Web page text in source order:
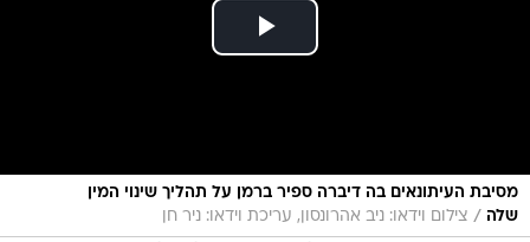
מסיבת העיתונאים בה דיברה ספיר ברמן על תהליך שינוי המין
שלה / צילום וידאו: ניב אהרונסון, עריכת וידאו: ניר חן